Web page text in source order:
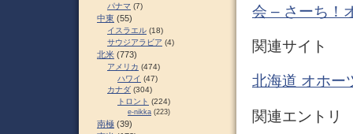
会 – さーち！
関連サイト
北海道 オホー
関連エントリ
パナマ (7)
中東 (55)
イスラエル (18)
サウジアラビア (4)
北米 (773)
アメリカ (474)
ハワイ (47)
カナダ (304)
トロント (224)
e-nikka (223)
南極 (39)